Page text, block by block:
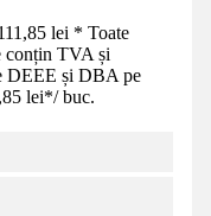
lei * Toate
conțin TVA și
DEEE și DBA pe
lei*/ buc.